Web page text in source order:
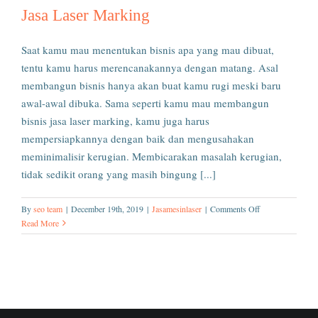
Jasa Laser Marking
Saat kamu mau menentukan bisnis apa yang mau dibuat,
tentu kamu harus merencanakannya dengan matang. Asal
membangun bisnis hanya akan buat kamu rugi meski baru
awal-awal dibuka. Sama seperti kamu mau membangun
bisnis jasa laser marking, kamu juga harus
mempersiapkannya dengan baik dan mengusahakan
meminimalisir kerugian. Membicarakan masalah kerugian,
tidak sedikit orang yang masih bingung [...]
Byseo team | December 19th, 2019 | Jasamesinlaser | Comments Offon
Laser
Read More